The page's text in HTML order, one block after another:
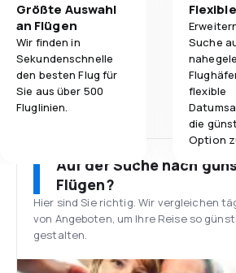
Größte Auswahl
an Flügen
Wir finden in
Sekundenschnelle
den besten Flug für
Sie aus über 500
Fluglinien.
Suche
flexible
die
Option
Auf der Suche nach
Flügen?
Hier sind Sie richtig. Wir vergleichen
von Angeboten, um Ihre Reise so
gestalten.